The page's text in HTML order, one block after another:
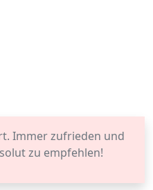
Immer zufrieden und
zu empfehlen!